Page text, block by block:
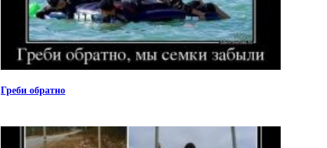
Греби обратно